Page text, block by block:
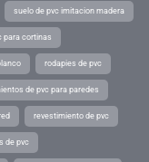
suelo de pvc imitacion madera
para cortinas
rodapies de pvc
de pvc para paredes
revestimiento de pvc
de pvc